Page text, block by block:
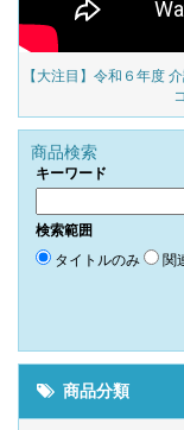
【大注目】令和６年度
商品検索
キーワード
検索範囲
タイトルのみ 関
商品分類